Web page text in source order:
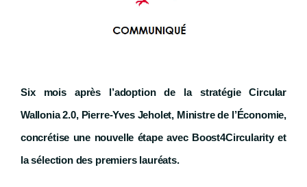
Six mois après l’adoption de la stratégie Circular
Wallonia 2.0, Pierre-Yves Jeholet, Ministre de l’Économie,
concrétise une nouvelle étape avec Boost4Circularity et
la sélection des premiers lauréats.